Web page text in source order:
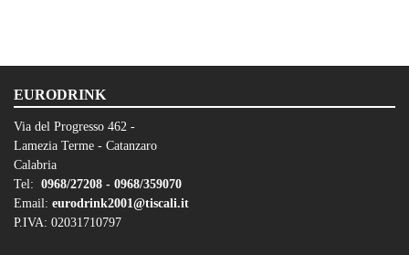
EURODRINK
Via del Progresso 462 -
Lamezia Terme - Catanzaro
Calabria
Tel: 0968/27208 - 0968/359070
Email: eurodrink2001@tiscali.it
P.IVA: 02031710797